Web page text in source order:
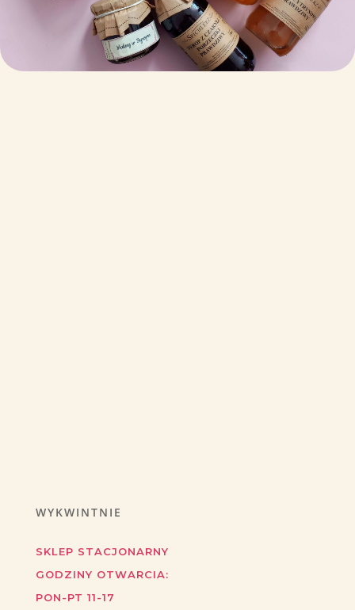
WYKWINTNIE
SKLEP STACJONARNY
GODZINY OTWARCIA:
PON-PT 11-17